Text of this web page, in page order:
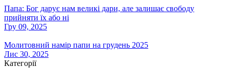
Папа: Бог дарує нам великі дари, але залишає свободу
прийняти їх або ні
Гру 09, 2025
Молитовний намір папи на грудень 2025
Лис 30, 2025
Категорії